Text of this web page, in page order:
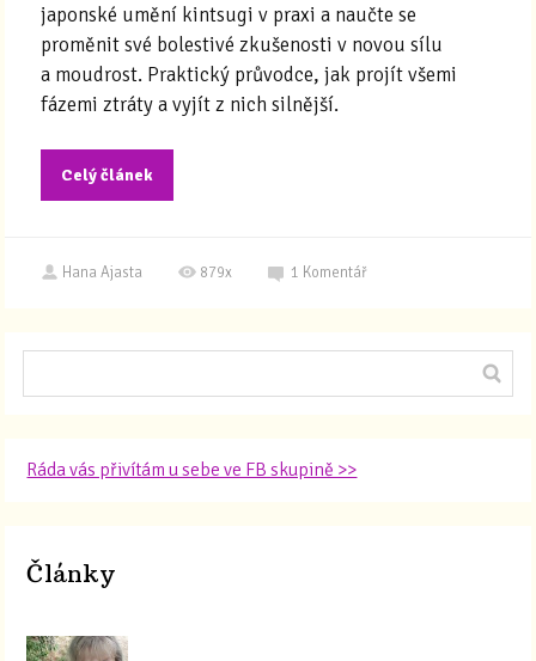
japonské umění kintsugi v praxi a naučte se
proměnit své bolestivé zkušenosti v novou sílu
a moudrost. Praktický průvodce, jak projít všemi
fázemi ztráty a vyjít z nich silnější.
Celý článek
Hana Ajasta 879x 1 Komentář
Ráda vás přivítám u sebe ve FB skupině >>
Články